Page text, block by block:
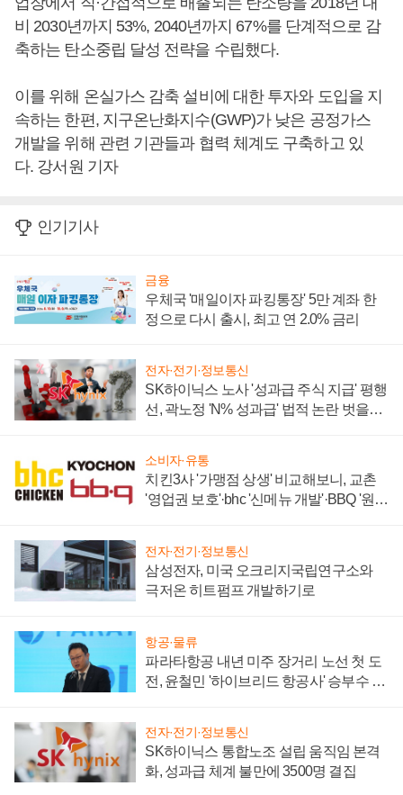
비 2030년까지 53%, 2040년까지 67%를 단계적으로 감
축하는 탄소중립 달성 전략을 수립했다.
이를 위해 온실가스 감축 설비에 대한 투자와 도입을 지
속하는 한편, 지구온난화지수(GWP)가 낮은 공정가스
개발을 위해 관련 기관들과 협력 체계도 구축하고 있
다. 강서원 기자
인기기사
금융
우체국 '매일이자 파킹통장' 5만 계좌 한
정으로 다시 출시, 최고 연 2.0% 금리
전자·전기·정보통신
SK하이닉스 노사 '성과급 주식 지급' 평행
선, 곽노정 'N% 성과급' 법적 논란 벗을지
소비자·유통
치킨3사 '가맹점 상생' 비교해보니, 교촌
'영업권 보호'·bhc '신메뉴 개발'·BBQ '원가
전자·전기·정보통신
삼성전자, 미국 오크리지국립연구소와
극저온 히트펌프 개발하기로
항공·물류
파라타항공 내년 미주 장거리 노선 첫 도
전, 윤철민 '하이브리드 항공사' 승부수 통
전자·전기·정보통신
SK하이닉스 통합노조 설립 움직임 본격
화, 성과급 체계 불만에 3500명 결집